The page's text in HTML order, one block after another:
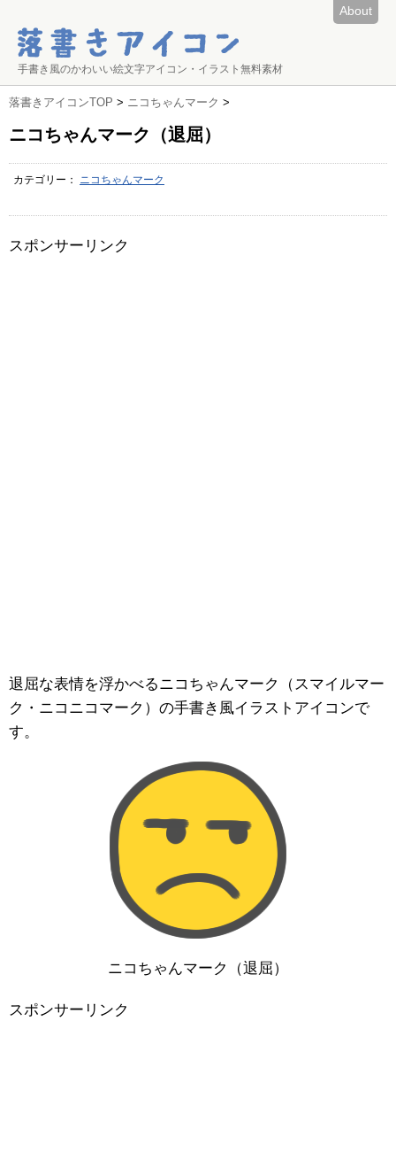
About
手書き風のかわいい絵文字アイコン・イラスト無料素材
落書きアイコンTOP > ニコちゃんマーク >
ニコちゃんマーク（退屈）
カテゴリー： ニコちゃんマーク
スポンサーリンク
退屈な表情を浮かべるニコちゃんマーク（スマイルマー
ク・ニコニコマーク）の手書き風イラストアイコンで
す。
ニコちゃんマーク（退屈）
スポンサーリンク